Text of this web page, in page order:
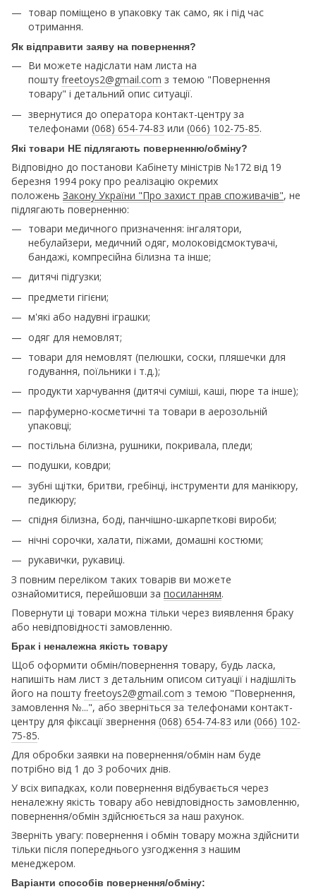
товар поміщено в упаковку так само, як і під час
отримання.
Як відправити заяву на повернення?
Ви можете надіслати нам листа на
пошту freetoys2@gmail.com з темою "Повернення
товару" і детальний опис ситуації.
звернутися до оператора контакт-центру за
телефонами (068) 654-74-83 или (066) 102-75-85.
Які товари НЕ підлягають поверненню/обміну?
Відповідно до постанови Кабінету міністрів №172 від 19
березня 1994 року про реалізацію окремих
положень Закону України "Про захист прав споживачів", не
підлягають поверненню:
товари медичного призначення: інгалятори,
небулайзери, медичний одяг, молоковідсмоктувачі,
бандажі, компресійна білизна та інше;
дитячі підгузки;
предмети гігієни;
м'які або надувні іграшки;
одяг для немовлят;
товари для немовлят (пелюшки, соски, пляшечки для
годування, поїльники і т.д.);
продукти харчування (дитячі суміші, каші, пюре та інше);
парфумерно-косметичні та товари в аерозольній
упаковці;
постільна білизна, рушники, покривала, пледи;
подушки, ковдри;
зубні щітки, бритви, гребінці, інструменти для манікюру,
педикюру;
спідня білизна, боді, панчішно-шкарпеткові вироби;
нічні сорочки, халати, піжами, домашні костюми;
рукавички, рукавиці.
З повним переліком таких товарів ви можете
ознайомитися, перейшовши за посиланням.
Повернути ці товари можна тільки через виявлення браку
або невідповідності замовленню.
Брак і неналежна якість товару
Щоб оформити обмін/повернення товару, будь ласка,
напишіть нам лист з детальним описом ситуації і надішліть
його на пошту freetoys2@gmail.com з темою "Повернення,
замовлення №...", або зверніться за телефонами контакт-
центру для фіксації звернення (068) 654-74-83 или (066) 102-
75-85.
Для обробки заявки на повернення/обмін нам буде
потрібно від 1 до 3 робочих днів.
У всіх випадках, коли повернення відбувається через
неналежну якість товару або невідповідность замовленню,
повернення/обмін здійснюється за наш рахунок.
Зверніть увагу: повернення і обмін товару можна здійснити
тільки після попереднього узгодження з нашим
менеджером.
Варіанти способів повернення/обміну: